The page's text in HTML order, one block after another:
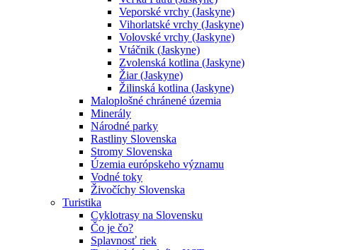
Veporské vrchy (Jaskyne)
Vihorlatské vrchy (Jaskyne)
Volovské vrchy (Jaskyne)
Vtáčnik (Jaskyne)
Zvolenská kotlina (Jaskyne)
Žiar (Jaskyne)
Žilinská kotlina (Jaskyne)
Maloplošné chránené územia
Minerály
Národné parky
Rastliny Slovenska
Stromy Slovenska
Územia európskeho významu
Vodné toky
Živočíchy Slovenska
Turistika
Cyklotrasy na Slovensku
Čo je čo?
Splavnosť riek